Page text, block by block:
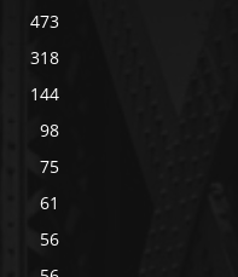
473
318
144
98
75
61
56